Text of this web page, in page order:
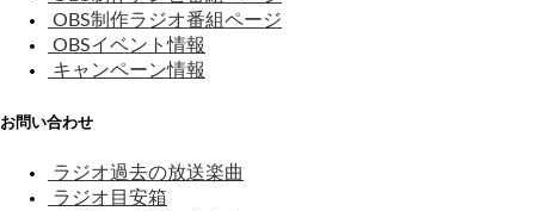
OBS制作ラジオ番組ページ
OBSイベント情報
キャンペーン情報
お問い合わせ
ラジオ過去の放送楽曲
ラジオ目安箱